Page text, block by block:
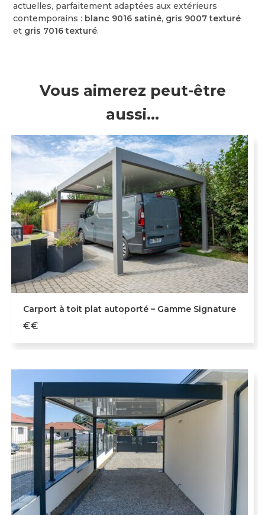
actuelles, parfaitement adaptées aux extérieurs
contemporains : blanc 9016 satiné, gris 9007 texturé
et gris 7016 texturé.
Vous aimerez peut-être
aussi…
Carport à toit plat autoporté – Gamme Signature
€€